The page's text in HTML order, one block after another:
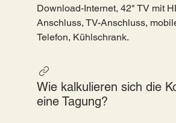
Download-Internet, 42" TV mit
Anschluss, TV-Anschluss,
Telefon, Kühlschrank.
Wie kalkulieren sich die
eine Tagung?